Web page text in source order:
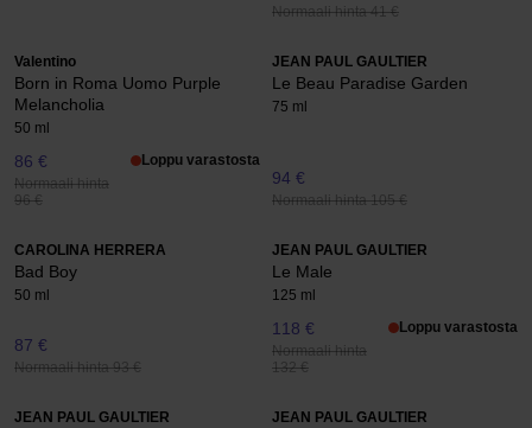
Normaali hinta 41 €
Valentino
Born in Roma Uomo Purple
Melancholia
50 ml
86 €
Normaali hinta
96 €
Loppu varastosta
JEAN PAUL GAULTIER
Le Beau Paradise Garden
75 ml
94 €
Normaali hinta 105 €
CAROLINA HERRERA
Bad Boy
50 ml
87 €
Normaali hinta 93 €
JEAN PAUL GAULTIER
Le Male
125 ml
118 €
Normaali hinta
132 €
Loppu varastosta
JEAN PAUL GAULTIER JEAN PAUL GAULTIER